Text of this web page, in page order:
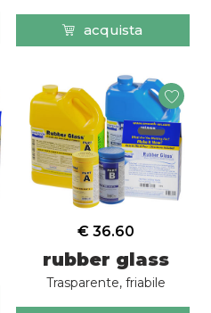
acquista
rubber glass
Trasparente, friabile
€ 36.60